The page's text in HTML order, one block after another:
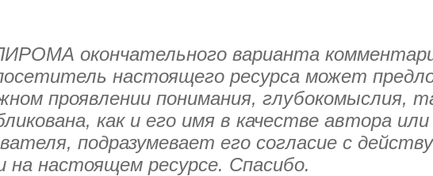
окончательного варианта
настоящего ресурса может
проявлении понимания, глубокомыслия,
как и его имя в качестве автора
подразумевает его согласие с
на настоящем ресурсе. Спасибо.